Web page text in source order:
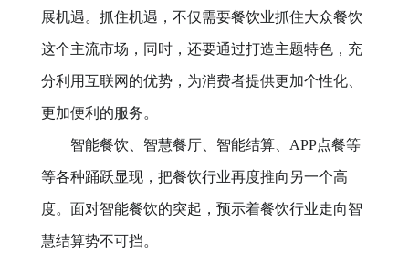
展机遇。抓住机遇，不仅需要餐饮业抓住大众餐饮
这个主流市场，同时，还要通过打造主题特色，充
分利用互联网的优势，为消费者提供更加个性化、
更加便利的服务。
智能餐饮、智慧餐厅、智能结算、APP点餐等
等各种踊跃显现，把餐饮行业再度推向另一个高
度。面对智能餐饮的突起，预示着餐饮行业走向智
慧结算势不可挡。